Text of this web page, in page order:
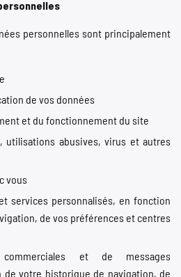
personnelles sont principalement
de vos données
et du fonctionnement du site
utilisations abusives, virus et autres
vous
services personnalisés, en fonction
de vos préférences et centres
commerciales et de messages
votre historique de navigation, de